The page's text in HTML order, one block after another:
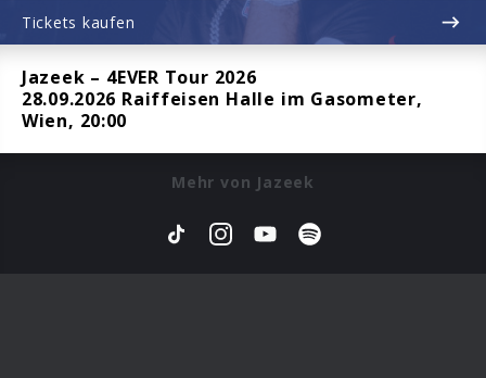
Jazeek – 4EVER Tour 2026
28.09.2026 Raiffeisen Halle im Gasometer,
Wien, 20:00
Tickets kaufen
Mehr von Jazeek